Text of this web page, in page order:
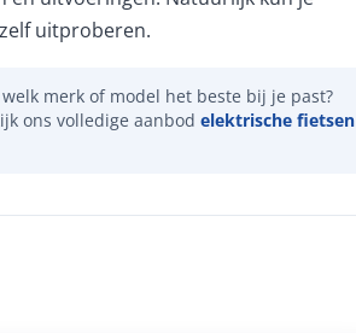
uitproberen.
merk of model het beste bij je past?
ons volledige aanbod elektrische fietsen